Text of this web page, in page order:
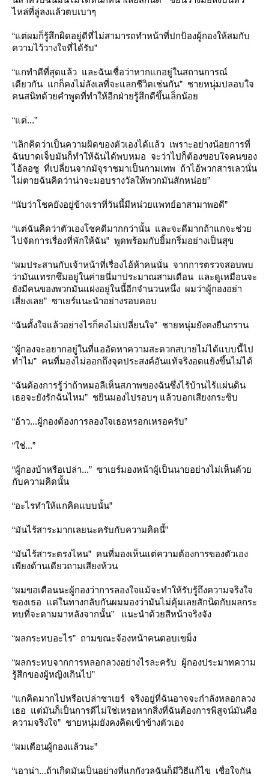
ไหล่ที่ลู่ลงแล้วตบเบาๆ
“แต่ผมก็รู้สึกผิดอยู่ดีที่ไม่สามารถทำหน้าที่ปกป้องผู้กองให้สมกับ
ความไว้วางใจที่ได้รับ”
“แกทำดีที่สุดแล้ว และฉันเชื่อว่าหากแกอยู่ในสถานการณ์
เดียวกัน แกก็คงไม่ลังเลที่จะแลกชีวิตเช่นกัน” ชายหนุ่มปลอบใจ
คนสนิทด้วยคำพูดที่ทำให้อีกฝ่ายรู้สึกดีขึ้นเล็กน้อ
“แต่...”
“เลิกคิดว่าเป็นความผิดของตัวเองได้แล้ว เพราะอย่างน้อยการที่
ฉันบาดเจ็บมันก็ทำให้ฉันได้พบหมอ จะว่าไปก็ต้องขอบใจคนของ
ไอ้ลอซู ที่เปลี่ยนจากมัจุราชมาเป็นกามเทพ ถ้าไอ้พวกสารเลวนั่น
ไม่ตายฉันคิดว่าน่าจะมอบรางวัลให้พวกมันสักหน่อย”
“นับว่าโชคยังอยู่ข้างเราที่วันนี้มีหน่วยแพทย์อาสามาพอดี”
“แต่ฉันคิดว่าตัวเองโชคดีมากกว่านั้น และจะดีมากถ้าแกจะช่ว
ไปจัดการเรื่องที่พักให้ฉัน” พูดพร้อมกับยิ้มกริ่มอย่างเป็นสุข
“ผมประสานกับเจ้าหน้าที่เรื่องไอ้ห้าคนนั่น จากการตรวจสอบพบ
ว่ามันแทรกซึมอยู่ในค่ายนี่มาประมาณสามเดือน และดูเหมือนจะ
ังมีคนของพวกมันแฝงอยู่ในนี้อีกจำนวนหนึ่ง ผมว่าผู้กองอย่า
เสี่ยงเลย” ซาเยร์แนะนำอย่างรอบคอบ
“ฉันตั้งใจแล้วอย่างไรก็คงไม่เปลี่ยนใจ” ชายหนุ่มยังคงยืนกราน
“ผู้กองจะอยากอยู่ในที่แออัดหาความสะดวกสบายไม่ได้แบบนี้ไป
ทำไม” คนที่มองไม่ออกถึงจุดประสงค์อันแท้จริงอดแย้งขึ้นไม่ได้
“ฉันต้องการรู้ว่าถ้าหมอลีเห็นสภาพของฉันซึ่งไร้บ้านไร้แผ่นดิน
เธอจะยังรักฉันไหม” ชยินมองไปรอบๆ แล้วบอกเสียงกระซิบ
“อ้าว...ผู้กองต้องการลองใจเธอหรอกเหรอครับ”
“ใช่...”
“ผู้กองบ้าหรือเปล่า...” ซาเยร์มองหน้าผู้เป็นนายอย่างไม่เห็นด้ว
กับความคิดนั้น
“อะไรทำให้แกคิดแบบนั้น”
“มันไร้สาระมากเลยนะครับกับความคิดนี้”
“มันไร้สาระตรงไหน” คนที่มองเห็นแต่ความต้องการของตัวเอง
เพียงด้านเดียวถามเสียงห้วน
“ผมขอเตือนนะผู้กองว่าการลองใจแม้จะทำให้รับรู้ถึงความจริงใจ
ของเธอ แต่ในทางกลับกันผมมองว่ามันไม่คุ้มเลยสักนิดกับผลกระ
ทบที่จะตามมาหลังจากนั้น” แนะนำด้วยสีหน้าจริงจัง
“ผลกระทบอะไร” ถามขณะจ้องหน้าคนตอบเขม็ง
“ผลกระทบจากการหลอกลวงอย่างไรละครับ ผู้กองประมาทความ
รู้สึกของผู้หญิงเกินไป”
“แกคิดมากไปหรือเปล่าซาเยร์ จริงอยู่ที่ฉันอาจจะกำลังหลอกลวง
เธอ แต่มันก็เป็นการดีไม่ใช่เหรอหากสิ่งที่ฉันต้องการพิสูจน์มันคือ
ความจริงใจ” ชายหนุ่มยังคงคิดเข้าข้างตัวเอง
“ผมเตือนผู้กองแล้วนะ”
“เอาน่า...ถ้าเกิดมันเป็นอย่างที่แกกังวลฉันก็มีวิธีแก้ไข เชื่อใจกัน